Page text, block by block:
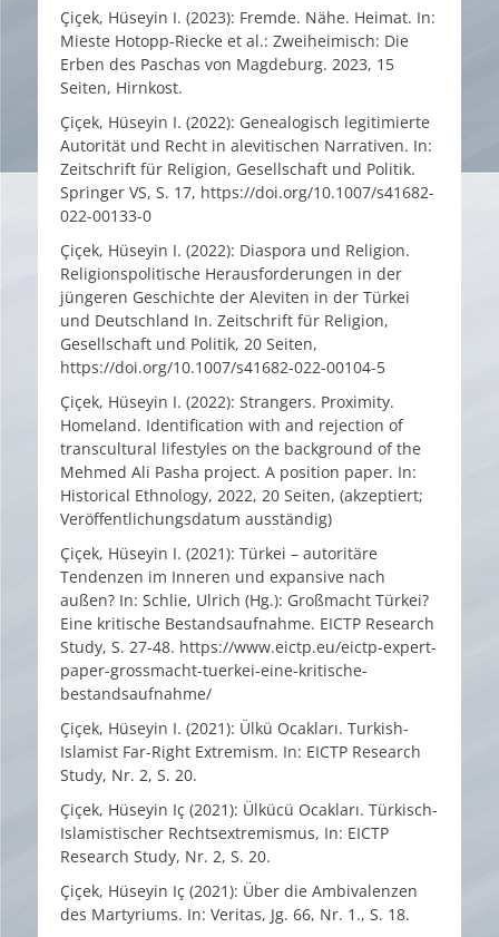
Çiçek, Hüseyin I. (2023): Fremde. Nähe. Heimat. In:
Mieste Hotopp-Riecke et al.: Zweiheimisch: Die
Erben des Paschas von Magdeburg. 2023, 15
Seiten, Hirnkost.
Çiçek, Hüseyin I. (2022): Genealogisch legitimierte
Autorität und Recht in alevitischen Narrativen. In:
Zeitschrift für Religion, Gesellschaft und Politik.
Springer VS, S. 17, https://doi.org/10.1007/s41682-
022-00133-0
Çiçek, Hüseyin I. (2022): Diaspora und Religion.
Religionspolitische Herausforderungen in der
jüngeren Geschichte der Aleviten in der Türkei
und Deutschland In. Zeitschrift für Religion,
Gesellschaft und Politik, 20 Seiten,
https://doi.org/10.1007/s41682-022-00104-5
Çiçek, Hüseyin I. (2022): Strangers. Proximity.
Homeland. Identification with and rejection of
transcultural lifestyles on the background of the
Mehmed Ali Pasha project. A position paper. In:
Historical Ethnology, 2022, 20 Seiten, (akzeptiert;
Veröffentlichungsdatum ausständig)
Çiçek, Hüseyin I. (2021): Türkei – autoritäre
Tendenzen im Inneren und expansive nach
außen? In: Schlie, Ulrich (Hg.): Großmacht Türkei?
Eine kritische Bestandsaufnahme. EICTP Research
Study, S. 27-48. https://www.eictp.eu/eictp-expert-
paper-grossmacht-tuerkei-eine-kritische-
bestandsaufnahme/
Çiçek, Hüseyin I. (2021): Ülkü Ocakları. Turkish-
Islamist Far-Right Extremism. In: EICTP Research
Study, Nr. 2, S. 20.
Çiçek, Hüseyin Iç (2021): Ülkücü Ocakları. Türkisch-
Islamistischer Rechtsextremismus, In: EICTP
Research Study, Nr. 2, S. 20.
Çiçek, Hüseyin Iç (2021): Über die Ambivalenzen
des Martyriums. In: Veritas, Jg. 66, Nr. 1., S. 18.